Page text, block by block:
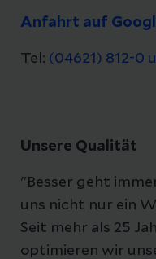
Anfahrt auf
Tel: (04621) 812-0
Unsere Qualität
"Besser geht
uns nicht nur ein
Seit mehr als 25
optimieren wir